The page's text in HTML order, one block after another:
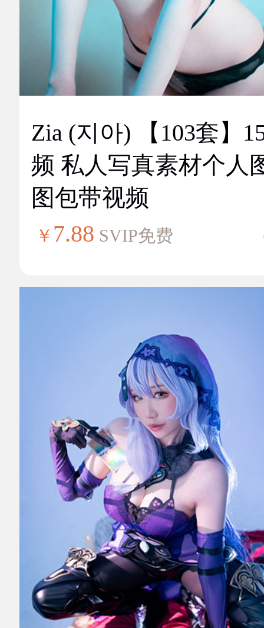
Zia (지아) 【103套】151视
频 私人写真素材个人
图包带视频
￥ 7.88 SVIP免费